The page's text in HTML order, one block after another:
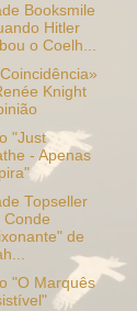
Booksmile
Hitler
o Coelh...
Knight
"Just
- Apenas
Topseller
Conde
de
"O Marquês